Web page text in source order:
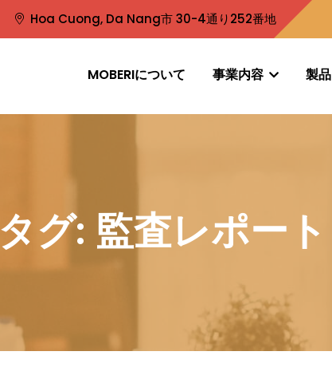
Hoa Cuong, Da Nang市 30-4通り252番地
MOBERIについて 事業内容 製品
タグ: 監査レポート